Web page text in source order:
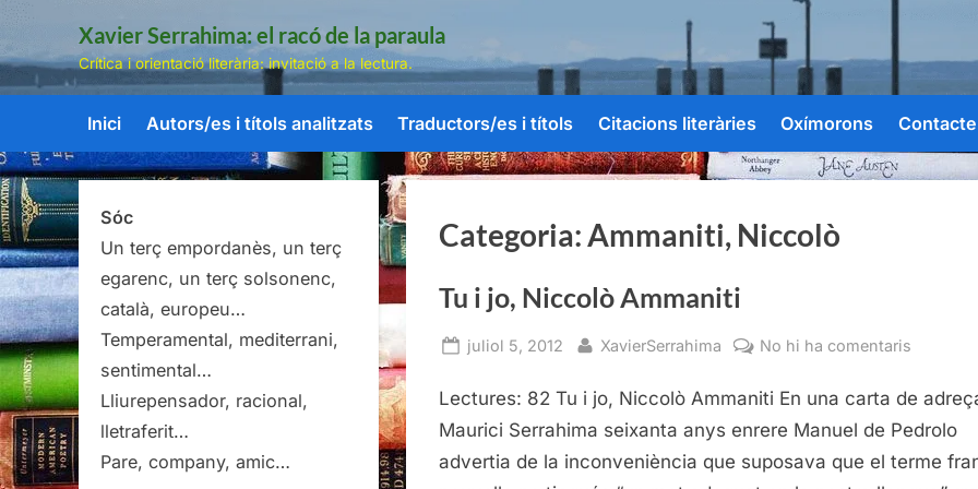
Skip
content
Xavier Serrahima: el racó de la paraula
Crítica i orientació literària: invitació a la lectura.
Inici Autors/es i títols analitzats Traductors/es i títols Citacions literàries Oxímorons Contacte
Categoria:Ammaniti, Niccolò
Tu i jo, Niccolò Ammaniti
Posted
juliol 5, 2012 By
XavierSerrahima No hi ha comentaris
i
jo,
Niccolò
Lectures: 82 Tu i jo, Niccolò Ammaniti En una carta de
Maurici Serrahima seixanta anys enrere Manuel de Pedrolo
advertia de la inconveniència que suposava que el terme
Sóc
Un terç empordanès, un terç
egarenc, un terç solsonenc,
català, europeu…
Temperamental, mediterrani,
sentimental…
Lliurepensador, racional,
lletraferit…
Pare, company, amic…